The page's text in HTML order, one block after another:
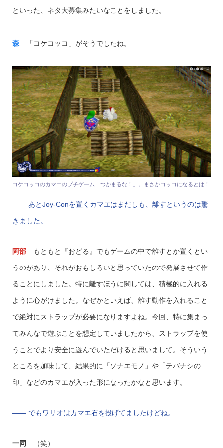
といった、ネタ大募集みたいなことをしました。
森「コケコッコ」がそうでしたね。
コケコッコのカマエのプチゲーム「つかまるな！」。まさかコッコになるとは！
—— あとJoy-Conを置くカマエはまだしも、離すというのは驚
きました。
阿部もともと『おどる』でもゲームの中で離すとか置くとい
うのがあり、それがおもしろいと思っていたので発展させて作
ることにしました。特に離すほうに関しては、積極的に入れる
ように心がけました。なぜかといえば、離す動作を入れること
で絶対にストラップが必要になりますよね。今回、特に集まっ
てみんなで遊ぶことを想定していましたから、ストラップを使
うことでより安全に遊んでいただけると思いまして。そういう
ところを加味して、結果的に「ソナエモノ」や「テバナシの
印」などのカマエが入った形になったかなと思います。
—— でもワリオはカマエ石を投げてましたけどね。
一同 （笑）